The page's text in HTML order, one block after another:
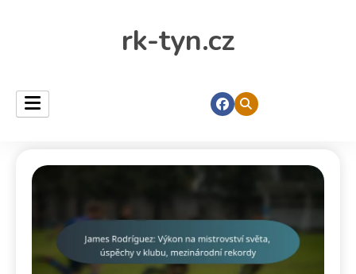
rk-tyn.cz